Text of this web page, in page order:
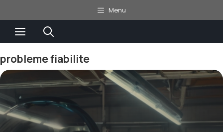
au
contenu
Menu
Menu
probleme fiabilite